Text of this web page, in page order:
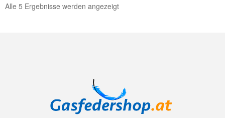
Alle 5 Ergebnisse werden angezeigt